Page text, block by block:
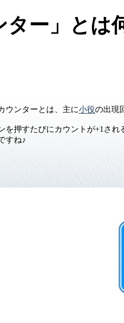
ター」とは
ウンターとは、主に小役の出現
を押すたびにカウントが+1さ
すね♪